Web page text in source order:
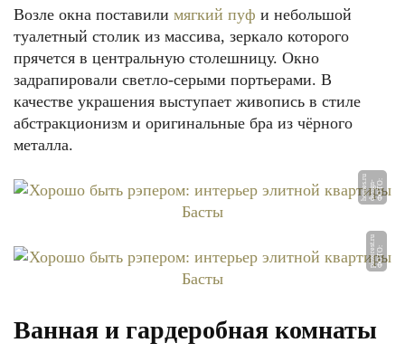
Возле окна поставили мягкий пуф и небольшой
туалетный столик из массива, зеркало которого
прячется в центральную столешницу. Окно
задрапировали светло-серыми портьерами. В
качестве украшения выступает живопись в стиле
абстракционизм и оригинальные бра из чёрного
металла.
Ф
О
Т
О:
d
e
si
g
n
-
h
o
m
e
s.
r
u
Ф
О
Т
О:
pi
nt
e
r
e
st.
r
u
Ванная и гардеробная комнаты